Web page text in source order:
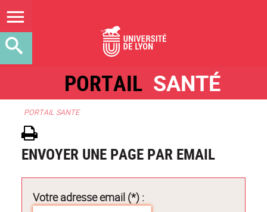
PORTAIL SANTÉ
PORTAIL SANTE
ENVOYER UNE PAGE PAR EMAIL
Votre adresse email (*) :